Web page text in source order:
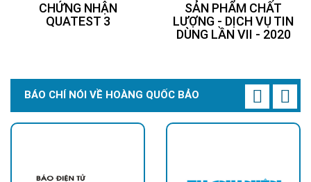
CHỨNG NHẬN
QUATEST 3
SẢN PHẨM CHẤT
LƯỢNG - DỊCH VỤ TIN
DÙNG LẦN VII - 2020
BÁO CHÍ NÓI VỀ HOÀNG QUỐC BẢO